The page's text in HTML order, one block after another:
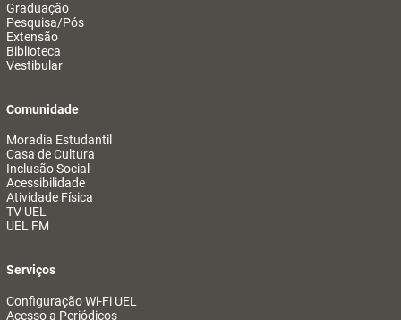
Graduação
Pesquisa/Pós
Extensão
Biblioteca
Vestibular
Comunidade
Moradia Estudantil
Casa de Cultura
Inclusão Social
Acessibilidade
Atividade Física
TV UEL
UEL FM
Serviços
Configuração Wi-Fi UEL
Acesso a Periódicos